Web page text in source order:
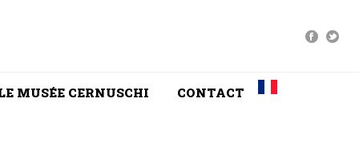
MUSÉE CERNUSCHI CONTACT